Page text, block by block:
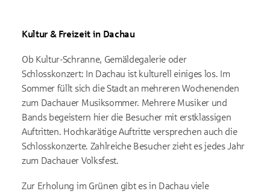
Kultur & Freizeit in Dachau
Ob Kultur-Schranne, Gemäldegalerie oder
Schlosskonzert: In Dachau ist kulturell einiges los. Im
Sommer füllt sich die Stadt an mehreren Wochenenden
zum Dachauer Musiksommer. Mehrere Musiker und
Bands begeistern hier die Besucher mit erstklassigen
Auftritten. Hochkarätige Auftritte versprechen auch die
Schlosskonzerte. Zahlreiche Besucher zieht es jedes Jahr
zum Dachauer Volksfest.
Zur Erholung im Grünen gibt es in Dachau viele